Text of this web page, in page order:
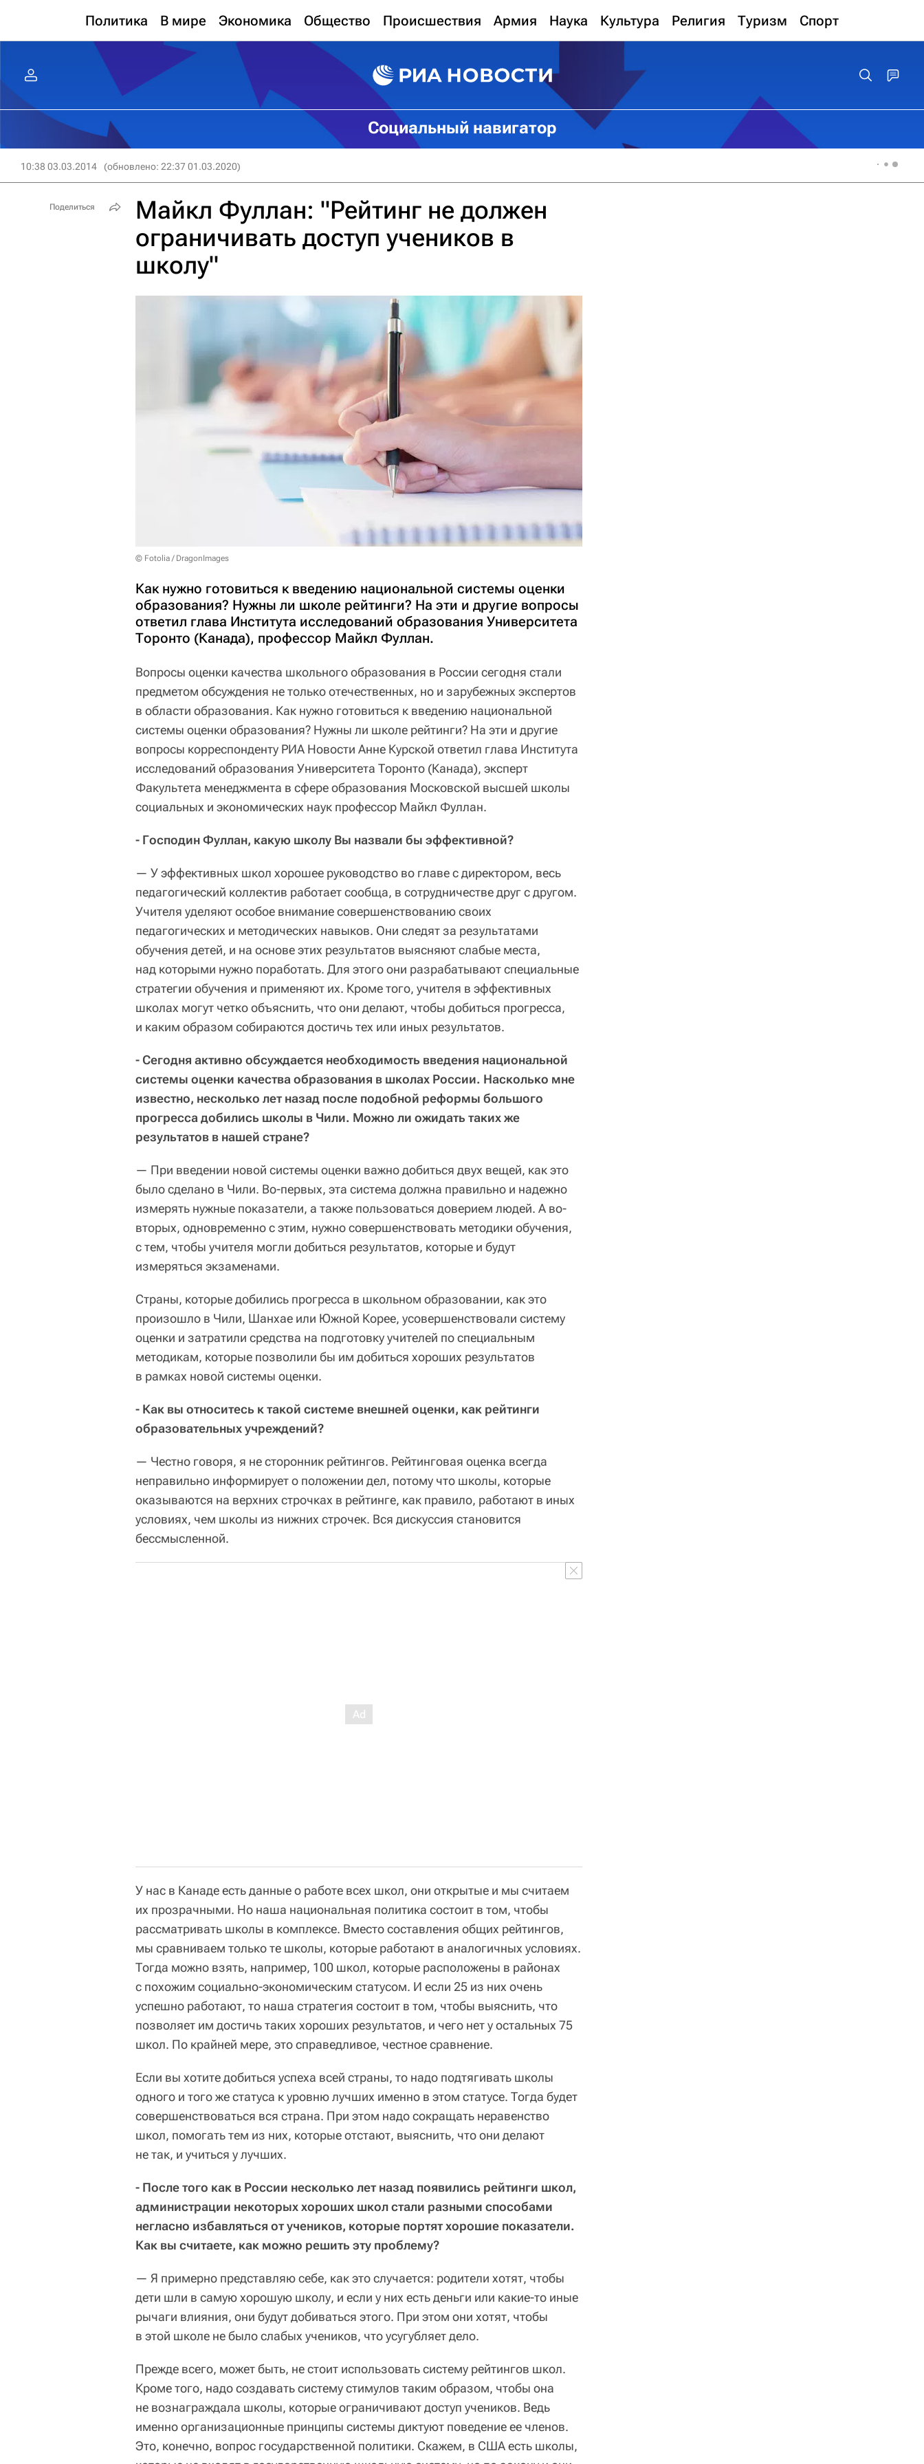
Политика В мире Экономика Общество Происшествия Армия Наука Культура Религия Туризм Спорт
Социальный навигатор
10:38 03.03.2014 (обновлено: 22:37 01.03.2020)
Майкл Фуллан: "Рейтинг не должен
ограничивать доступ учеников в
школу"
© Fotolia / DragonImages
Как нужно готовиться к введению национальной системы оценки
образования? Нужны ли школе рейтинги? На эти и другие вопросы
ответил глава Института исследований образования Университета
Торонто (Канада), профессор Майкл Фуллан.
Вопросы оценки качества школьного образования в России сегодня стали
предметом обсуждения не только отечественных, но и зарубежных экспертов
в области образования. Как нужно готовиться к введению национальной
системы оценки образования? Нужны ли школе рейтинги? На эти и другие
вопросы корреспонденту РИА Новости Анне Курской ответил глава Института
исследований образования Университета Торонто (Канада), эксперт
Факультета менеджмента в сфере образования Московской высшей школы
социальных и экономических наук профессор Майкл Фуллан.
- Господин Фуллан, какую школу Вы назвали бы эффективной?
— У эффективных школ хорошее руководство во главе с директором, весь
педагогический коллектив работает сообща, в сотрудничестве друг с другом.
Учителя уделяют особое внимание совершенствованию своих
педагогических и методических навыков. Они следят за результатами
обучения детей, и на основе этих результатов выясняют слабые места,
над которыми нужно поработать. Для этого они разрабатывают специальные
стратегии обучения и применяют их. Кроме того, учителя в эффективных
школах могут четко объяснить, что они делают, чтобы добиться прогресса,
и каким образом собираются достичь тех или иных результатов.
- Сегодня активно обсуждается необходимость введения национальной
системы оценки качества образования в школах России. Насколько мне
известно, несколько лет назад после подобной реформы большого
прогресса добились школы в Чили. Можно ли ожидать таких же
результатов в нашей стране?
— При введении новой системы оценки важно добиться двух вещей, как это
было сделано в Чили. Во-первых, эта система должна правильно и надежно
измерять нужные показатели, а также пользоваться доверием людей. А во-
вторых, одновременно с этим, нужно совершенствовать методики обучения,
с тем, чтобы учителя могли добиться результатов, которые и будут
измеряться экзаменами.
Страны, которые добились прогресса в школьном образовании, как это
произошло в Чили, Шанхае или Южной Корее, усовершенствовали систему
оценки и затратили средства на подготовку учителей по специальным
методикам, которые позволили бы им добиться хороших результатов
в рамках новой системы оценки.
- Как вы относитесь к такой системе внешней оценки, как рейтинги
образовательных учреждений?
— Честно говоря, я не сторонник рейтингов. Рейтинговая оценка всегда
неправильно информирует о положении дел, потому что школы, которые
оказываются на верхних строчках в рейтинге, как правило, работают в иных
условиях, чем школы из нижних строчек. Вся дискуссия становится
бессмысленной.
У нас в Канаде есть данные о работе всех школ, они открытые и мы считаем
их прозрачными. Но наша национальная политика состоит в том, чтобы
рассматривать школы в комплексе. Вместо составления общих рейтингов,
мы сравниваем только те школы, которые работают в аналогичных условиях.
Тогда можно взять, например, 100 школ, которые расположены в районах
с похожим социально-экономическим статусом. И если 25 из них очень
успешно работают, то наша стратегия состоит в том, чтобы выяснить, что
позволяет им достичь таких хороших результатов, и чего нет у остальных 75
школ. По крайней мере, это справедливое, честное сравнение.
Если вы хотите добиться успеха всей страны, то надо подтягивать школы
одного и того же статуса к уровню лучших именно в этом статусе. Тогда будет
совершенствоваться вся страна. При этом надо сокращать неравенство
школ, помогать тем из них, которые отстают, выяснить, что они делают
не так, и учиться у лучших.
- После того как в России несколько лет назад появились рейтинги школ,
администрации некоторых хороших школ стали разными способами
негласно избавляться от учеников, которые портят хорошие показатели.
Как вы считаете, как можно решить эту проблему?
— Я примерно представляю себе, как это случается: родители хотят, чтобы
дети шли в самую хорошую школу, и если у них есть деньги или какие-то иные
рычаги влияния, они будут добиваться этого. При этом они хотят, чтобы
в этой школе не было слабых учеников, что усугубляет дело.
Прежде всего, может быть, не стоит использовать систему рейтингов школ.
Кроме того, надо создавать систему стимулов таким образом, чтобы она
не вознаграждала школы, которые ограничивают доступ учеников. Ведь
именно организационные принципы системы диктуют поведение ее членов.
Это, конечно, вопрос государственной политики. Скажем, в США есть школы,
Поделиться